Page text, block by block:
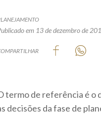
em 13 de dezembro de
termo de referência é o
decisões da fase de